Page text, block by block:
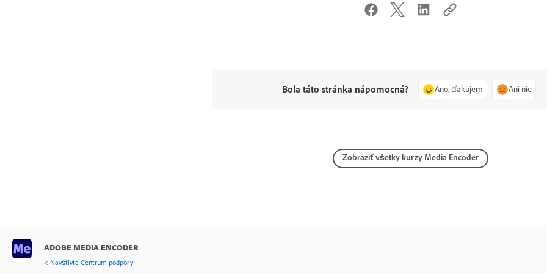
Bola táto stránka nápomocná? Áno, ďakujem Ani nie
Zobraziť všetky kurzy Media Encoder
ADOBE MEDIA ENCODER
< Navštívte Centrum podpory